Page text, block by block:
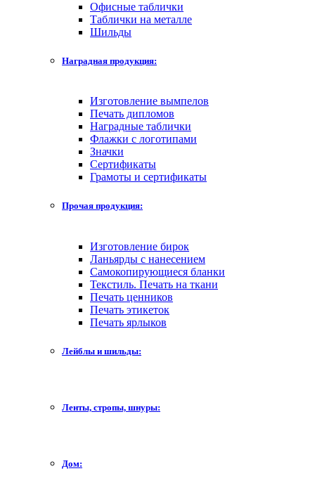
Офисные таблички
Таблички на металле
Шильды
Наградная продукция:
Изготовление вымпелов
Печать дипломов
Наградные таблички
Флажки с логотипами
Значки
Сертификаты
Грамоты и сертификаты
Прочая продукция:
Изготовление бирок
Ланьярды с нанесением
Самокопирующиеся бланки
Текстиль. Печать на ткани
Печать ценников
Печать этикеток
Печать ярлыков
Лейблы и шильды:
Ленты, стропы, шнуры:
Дом: